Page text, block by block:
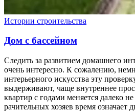
Истории строительства
Дом с бассейном
Следить за развитием домашнего
очень интересно. К сожалению,
интерьерного искусства эту
выдерживают, чаще внутреннее
квартир с годами меняется далеко
рачительных хозяев время означает